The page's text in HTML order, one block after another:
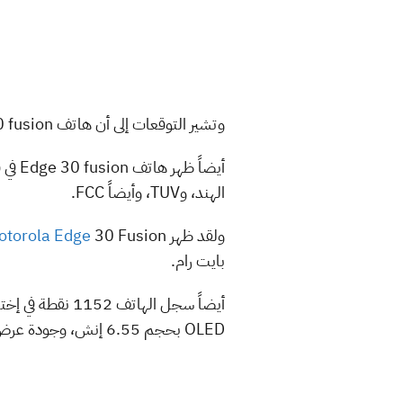
وتشير التوقعات إلى أن هاتف Edge 30 fusion هو إصدار موتورولا الحالي Moto S30 Pro الذي ينطلق في أسواق جديدة بعلامة Edge التجارية.
الهند، وTUV، وأيضاً FCC.
ولقد ظهر
Edge
بايت رام.
OLED بحجم 6.55 إنش، وجودة عرض Full HD+، كما يدعم معدل تحديث 144Hz.